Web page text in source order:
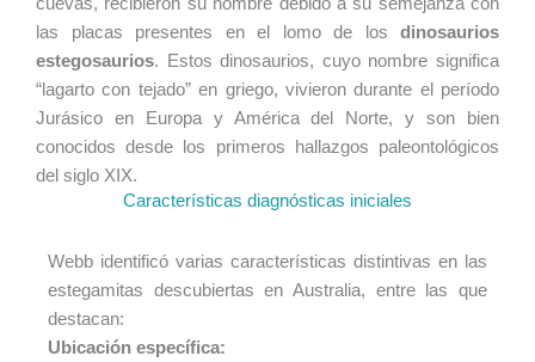
las placas presentes en el lomo de los dinosaurios
estegosaurios. Estos dinosaurios, cuyo nombre significa
“lagarto con tejado” en griego, vivieron durante el período
Jurásico en Europa y América del Norte, y son bien
conocidos desde los primeros hallazgos paleontológicos
del siglo XIX.
Características diagnósticas iniciales
Webb identificó varias características distintivas en las
estegamitas descubiertas en Australia, entre las que
destacan:
Ubicación específica: